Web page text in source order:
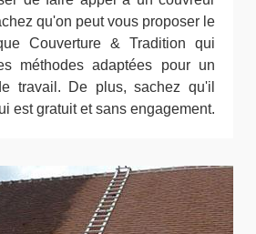
qu'on peut vous proposer le
Couverture & Tradition qui
méthodes adaptées pour un
travail. De plus, sachez qu'il
est gratuit et sans engagement.